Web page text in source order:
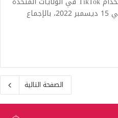
اعتمد مجلس الشيوخ الأمريكي في 15 ديسمبر 2022، بالإجماع
الصفحة التالية